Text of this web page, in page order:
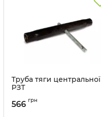
Труба тяги центральної
РЗТ
566 грн